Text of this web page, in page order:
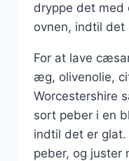
dryppe det med
ovnen, indtil det
For at lave
æg, olivenolie,
Worcestershire
sort peber i en
indtil det er
peber, og